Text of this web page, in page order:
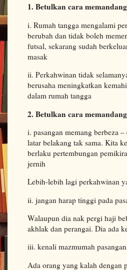
1. Betulkan cara
i. Rumah tangga mengalami
berubah dan tidak boleh
futsal, sekarang sudah
masak
ii. Perkahwinan tidak
berusaha meningkatkan
dalam rumah tangga
2. Betulkan cara
i. pasangan memang berbeza
latar belakang tak sama. Kita
berlaku pertembungan
jernih
Lebih-lebih lagi perkahwinan
ii. jangan harap tinggi pada
Walaupun dia nak pergi haji
akhlak dan perangai. Dia ada
iii. kenali mazmumah pasangan
Ada orang yang kalah dengan